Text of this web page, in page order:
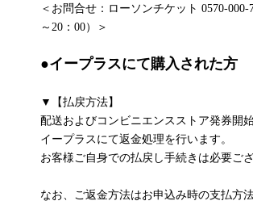
＜お問合せ：ローソンチケット 0570-000-
～20：00）＞
●イープラスにて購入された方
▼【払戻方法】
配送およびコンビニエンスストア発券開始
イープラスにて返金処理を行います。
お客様ご自身での払戻し手続きは必要ござ
なお、ご返金方法はお申込み時の支払方